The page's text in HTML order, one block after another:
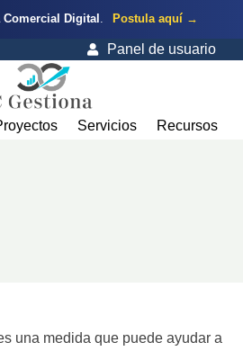
Comercial Digital . Postula aquí →
Panel de usuario
Servicios Recursos
una medida que puede ayudar a